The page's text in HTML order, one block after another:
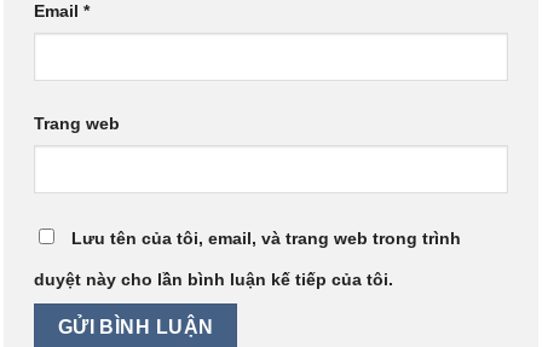
Email *
Trang web
Lưu tên của tôi, email, và trang web trong trình
duyệt này cho lần bình luận kế tiếp của tôi.